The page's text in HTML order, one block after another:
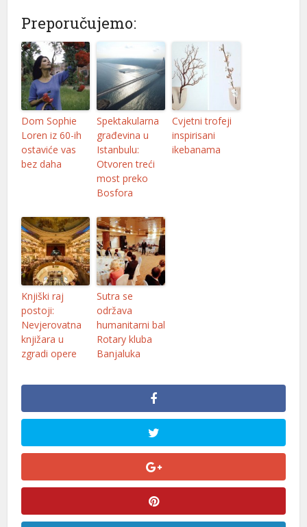
Preporučujemo:
Dom Sophie
Loren iz 60-ih
ostaviće vas
bez daha
Spektakularna
građevina u
Istanbulu:
Otvoren treći
most preko
Bosfora
Cvjetni trofeji
inspirisani
ikebanama
Knjiški raj
postoji:
Nevjerovatna
knjižara u
zgradi opere
Sutra se
održava
humanitarni bal
Rotary kluba
Banjaluka